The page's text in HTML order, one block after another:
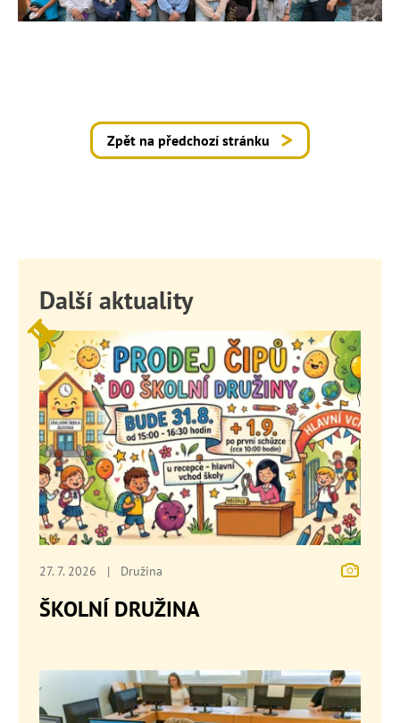
Zpět na předchozí stránku
Další aktuality
27. 7. 2026 | Družina
ŠKOLNÍ DRUŽINA